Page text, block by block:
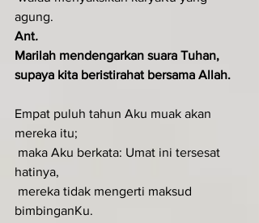
agung.
Ant.
Marilah mendengarkan suara Tuhan,
supaya kita beristirahat bersama Allah.
Empat puluh tahun Aku muak akan
mereka itu;
hatinya,
bimbinganKu.